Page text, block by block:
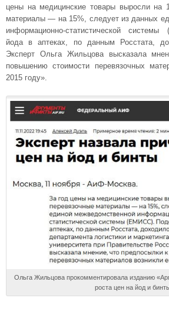
цены на медицинские товары выросли на
материалы — на 15%, следует из данных
информационно-статистической
йода в аптеках, по данным Росстата,
Эксперт Ольга Жильцова высказала
повышению стоимости перевязочных
2015 году».
Ольга Жильцова прокомментировала изданию
роста цен на йод и